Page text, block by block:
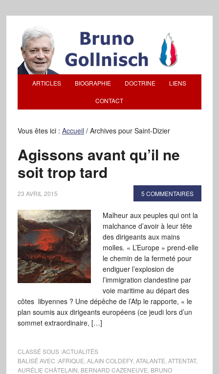
ARTICLES BIOGRAPHIE DOCTRINE LIENS
CONTACT
Vous êtes ici : Accueil /Archives pour Saint-Dizier
Agissons avant qu’il ne
soit trop tard
23 AVRIL 2015 5 COMMENTAIRES
Malheur aux peuples qui ont la
malchance d’avoir à leur tête
des dirigeants aux mains
molles. « L’Europe » prend-elle
le chemin de la fermeté pour
endiguer l’explosion de
l’immigration clandestine par
voie maritime au départ des
côtes libyennes ? Une dépêche de l’Afp le rapporte, « le
plan soumis aux dirigeants européens (ce jeudi lors d’un
sommet extraordinaire, […]
CLASSÉ SOUS :ACTUALITÉS
BALISÉ AVEC :AFRIQUE ALAIN COLDEFY, ATALANTE ATTENTAT,
AURÉLIE CHÂTELAIN BERNARD CAZENEUVE BRUNO